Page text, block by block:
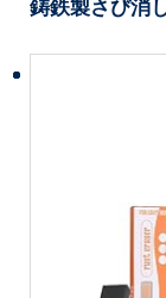
鋳鉄製さび消